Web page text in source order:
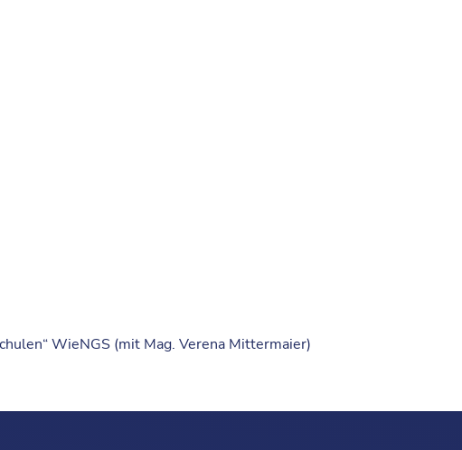
WieNGS (mit Mag. Verena Mittermaier)